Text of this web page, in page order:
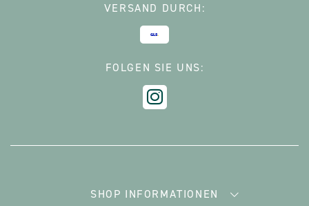
VERSAND DURCH:
FOLGEN SIE UNS:
SHOP INFORMATIONEN